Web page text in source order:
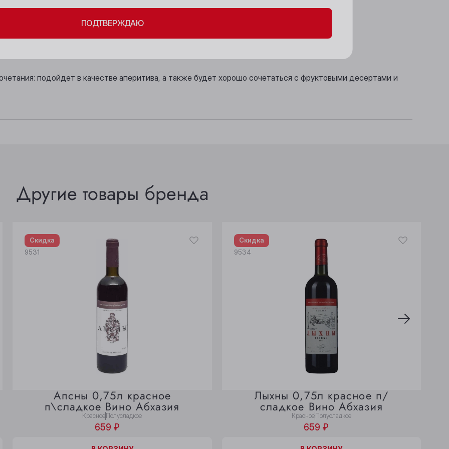
фруктово-цветочный.
подойдет в качестве аперитива, а также будет хорошо сочетаться с фруктовыми десертами и
Другие товары бренда
Скидка
9531
Апсны 0,75л красное
п\сладкое Вино Абхазия
Красное Полусладкое
659 ₽
Скидка
9534
Лыхны 0,75л красное п/
сладкое Вино Абхазия
Красное Полусладкое
659 ₽
Прокопьевск
ПОДТВЕРЖДАЮ